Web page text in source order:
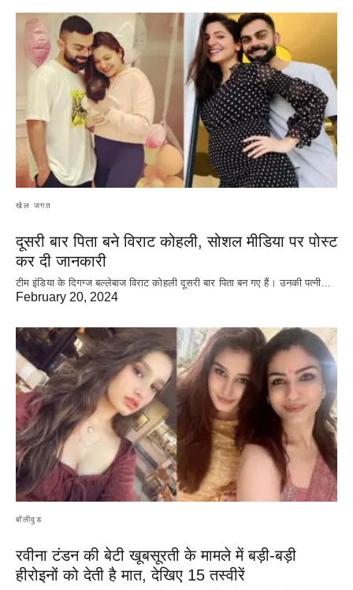
खेल जगत
दूसरी बार‌ पिता बने विराट कोहली, सोशल मीडिया पर पोस्ट
कर दी‌ जानकारी
टीम इंडिया के दिगग्ज बल्लेबाज विराट कोहली दूसरी बार पिता बन गए हैं। उनकी पत्नी…
February 20, 2024
बॉलीवुड
रवीना टंडन की बेटी खूबसूरती के मामले में बड़ी-बड़ी
हीरोइनों को देती है मात, देखिए 15 तस्वीरें